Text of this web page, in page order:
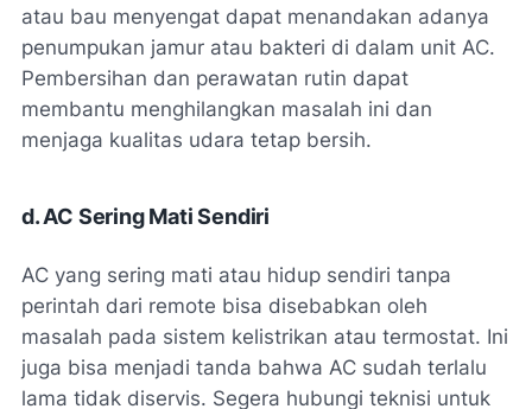
atau bau menyengat dapat menandakan adanya
penumpukan jamur atau bakteri di dalam unit AC.
Pembersihan dan perawatan rutin dapat
membantu menghilangkan masalah ini dan
menjaga kualitas udara tetap bersih.
d. AC Sering Mati Sendiri
AC yang sering mati atau hidup sendiri tanpa
perintah dari remote bisa disebabkan oleh
masalah pada sistem kelistrikan atau termostat. Ini
juga bisa menjadi tanda bahwa AC sudah terlalu
lama tidak diservis. Segera hubungi teknisi untuk